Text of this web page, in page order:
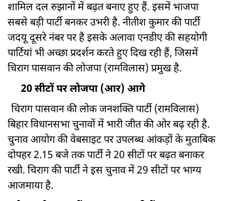
शामिल दल रुझानों में बढ़त बनाए हुए हैं. इसमें भाजपा
सबसे बड़ी पार्टी बनकर उभरी है. नीतीश कुमार की पार्टी
जदयू दूसरे नंबर पर है इसके अलावा एनडीए की सहयोगी
पार्टियां भी अच्छा प्रदर्शन करते हुए दिख रही हैं, जिसमें
चिराग पासवान की लोजपा (रामविलास) प्रमुख है.
20 सीटों पर लोजपा (आर) आगे
चिराग पासवान की लोक जनशक्ति पार्टी (रामविलास)
बिहार विधानसभा चुनावों में भारी जीत की ओर बढ़ रही है.
चुनाव आयोग की वेबसाइट पर उपलब्ध आंकड़ों के मुताबिक
दोपहर 2.15 बजे तक पार्टी ने 20 सीटों पर बढ़त बनाकर
रखी. चिराग की पार्टी ने इस चुनाव में 29 सीटों पर भाग्य
आजमाया है.